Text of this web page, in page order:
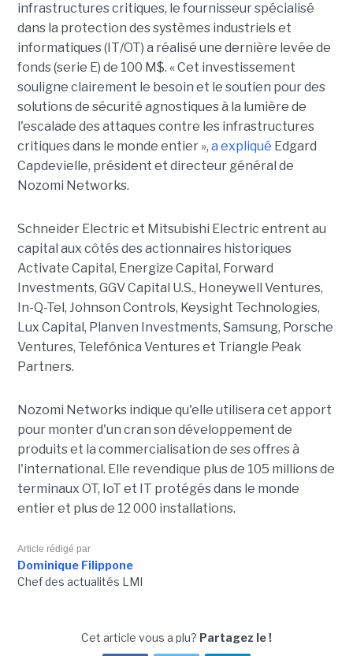
infrastructures critiques, le fournisseur spécialisé
dans la protection des systèmes industriels et
informatiques (IT/OT) a réalisé une dernière levée de
fonds (serie E) de 100 M$. « Cet investissement
souligne clairement le besoin et le soutien pour des
solutions de sécurité agnostiques à la lumière de
l'escalade des attaques contre les infrastructures
critiques dans le monde entier », a expliqué Edgard
Capdevielle, président et directeur général de
Nozomi Networks.
Schneider Electric et Mitsubishi Electric entrent au
capital aux côtés des actionnaires historiques
Activate Capital, Energize Capital, Forward
Investments, GGV Capital U.S., Honeywell Ventures,
In-Q-Tel, Johnson Controls, Keysight Technologies,
Lux Capital, Planven Investments, Samsung, Porsche
Ventures, Telefónica Ventures et Triangle Peak
Partners.
Nozomi Networks indique qu'elle utilisera cet apport
pour monter d'un cran son développement de
produits et la commercialisation de ses offres à
l'international. Elle revendique plus de 105 millions de
terminaux OT, IoT et IT protégés dans le monde
entier et plus de 12 000 installations.
Article rédigé par
Dominique Filippone
Chef des actualités LMI
Cet article vous a plu? Partagez le !